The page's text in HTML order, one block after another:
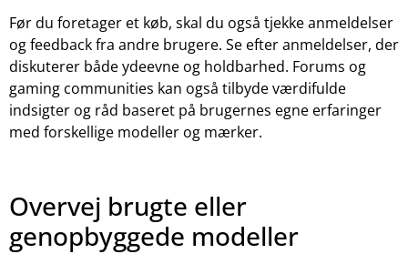
Før du foretager et køb, skal du også tjekke anmeldelser
og feedback fra andre brugere. Se efter anmeldelser, der
diskuterer både ydeevne og holdbarhed. Forums og
gaming communities kan også tilbyde værdifulde
indsigter og råd baseret på brugernes egne erfaringer
med forskellige modeller og mærker.
Overvej brugte eller
genopbyggede modeller